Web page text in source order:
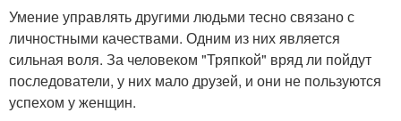
Умение управлять другими людьми тесно связано с
личностными качествами. Одним из них является
сильная воля. За человеком "Тряпкой" вряд ли пойдут
последователи, у них мало друзей, и они не пользуются
успехом у женщин.